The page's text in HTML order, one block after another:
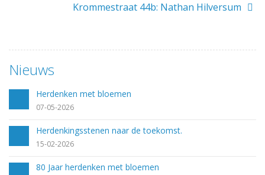
Krommestraat 44b: Nathan Hilversum
Nieuws
Herdenken met bloemen
07-05-2026
Herdenkingsstenen naar de toekomst.
15-02-2026
80 Jaar herdenken met bloemen